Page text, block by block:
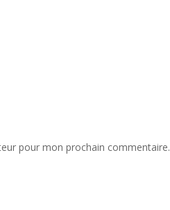
pour mon prochain commentaire.